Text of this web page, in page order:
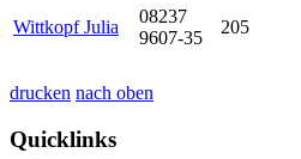
Wittkopf Julia
08237
9607-35
205
drucken nach oben
Quicklinks